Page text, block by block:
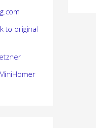
to original